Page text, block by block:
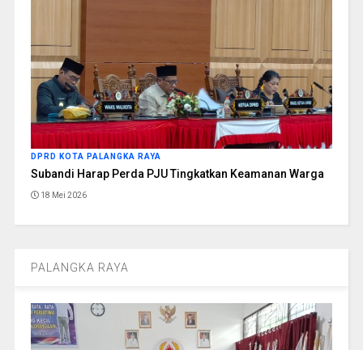
DPRD KOTA PALANGKA RAYA
Subandi Harap Perda PJU Tingkatkan Keamanan Warga
18 Mei 2026
PALANGKA RAYA